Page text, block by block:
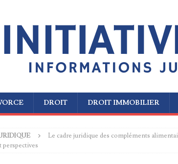
DROIT DROIT IMMOBILIER
Le cadre juridique des compléments
perspectives